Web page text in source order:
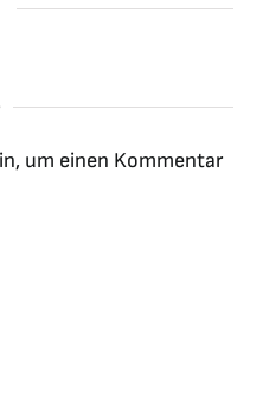
um einen Kommentar